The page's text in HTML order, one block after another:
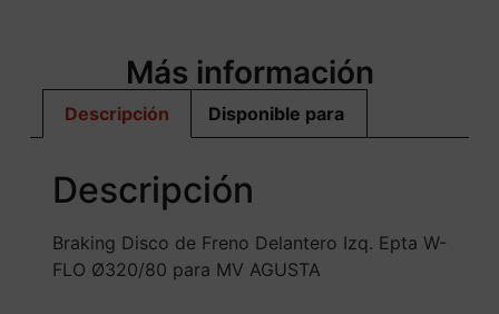
Más información
Descripción Disponible para
Descripción
Braking Disco de Freno Delantero Izq. Epta W-
FLO Ø320/80 para MV AGUSTA